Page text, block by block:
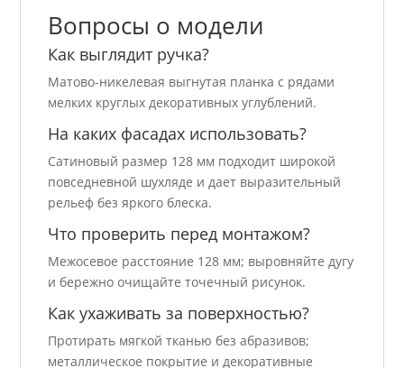
Вопросы о модели
Как выглядит ручка?
Матово-никелевая выгнутая планка с рядами
мелких круглых декоративных углублений.
На каких фасадах использовать?
Сатиновый размер 128 мм подходит широкой
повседневной шухляде и дает выразительный
рельеф без яркого блеска.
Что проверить перед монтажом?
Межосевое расстояние 128 мм; выровняйте дугу
и бережно очищайте точечный рисунок.
Как ухаживать за поверхностью?
Протирать мягкой тканью без абразивов;
металлическое покрытие и декоративные